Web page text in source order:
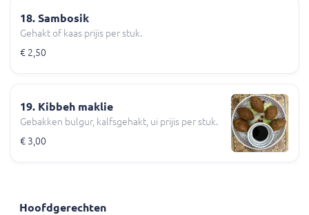
18. Sambosik
Gehakt of kaas prijis per stuk.
€ 2,50
19. Kibbeh maklie
Gebakken bulgur, kalfsgehakt, ui prijis per stuk.
€ 3,00
Hoofdgerechten